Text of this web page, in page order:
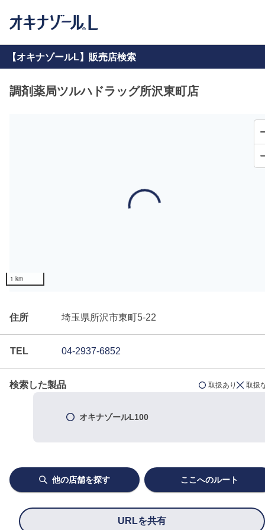
【オキナゾールL】販売店検索
調剤薬局ツルハドラッグ所沢東町店
住所 埼玉県所沢市東町5-22
TEL 04-2937-6852
検索した製品 取扱あり 取扱
オキナゾールL100
他の店舗を探す ここへのルート
URLを共有
Loading...
1 km